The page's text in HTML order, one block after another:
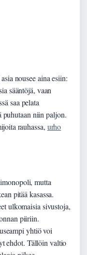
nousee aina esiin:
sääntöjä, vaan
saa pelata
puhutaan niin paljon.
rauhassa, urho
mutta
pitää kasassa.
ulkomaisia sivustoja,
piiriin.
yhtiö voi
ehdot. Tällöin valtio